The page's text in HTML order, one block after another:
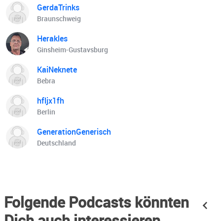
Sophia Häglsperger und Joana Lehner Produktion:
Derman Deniz, Christine van den Berg und Christian
Schlaak Musik und Sounddesign: Christian Schlaak,
Epidemic Sounds Fact-Checking: Juliane Nora Schneider
Cover: Dominik Schmitt Quellen: Can an 'AI boyfriend' be
more desirable than a human? I BBC News I 17.02.2024
___ Impressum:
https://www.businessinsider.de/informationen/impressu
m/ Datenschutz:
https://www.businessinsider.de/informationen/datensch
utz/ Hosted on Acast. See acast.com/privacy for more
information.
GerdaTrinks
Braunschweig
Herakles
Ginsheim-Gustavsburg
KaiNeknete
Bebra
hfljx1fh
Berlin
GenerationGenerisch
Deutschland
Folgende Podcasts könnten